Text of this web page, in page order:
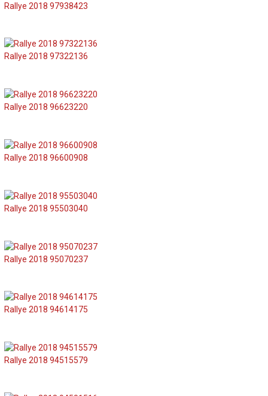
Rallye 2018 97938423
Rallye 2018 97322136
Rallye 2018 96623220
Rallye 2018 96600908
Rallye 2018 95503040
Rallye 2018 95070237
Rallye 2018 94614175
Rallye 2018 94515579